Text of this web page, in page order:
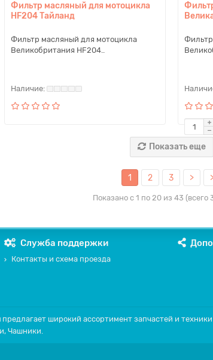
Фильтр масляный для мотоцикла
HF204 Тайланд
Фильтр масляный для мотоцикла
Великобритания HF204..
Показать еще
1 2 3 >
Показано с 1 по 20 из 43 (всего
Служба поддержки
Контакты и схема проезда
предлагает широкий ассортимент запчастей и
Чашники.